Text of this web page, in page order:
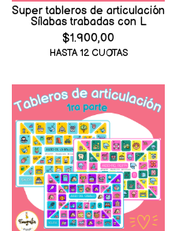
Super tableros de articulación
Sílabas trabadas con L
$1.900,00
HASTA 12 CUOTAS